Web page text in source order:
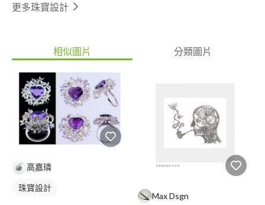
更多珠寶設計
相似圖片 分類圖片
高嘉璘
珠寶設計
Max Dsgn